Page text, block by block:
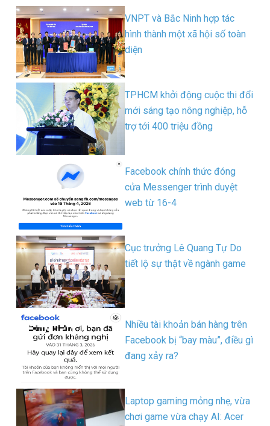
VNPT và Bắc Ninh hợp tác
hình thành một xã hội số toàn
diện
TPHCM khởi động cuộc thi đổi
mới sáng tạo nông nghiệp, hỗ
trợ tới 400 triệu đồng
Facebook chính thức đóng
cửa Messenger trình duyệt
web từ 16-4
Cục trưởng Lê Quang Tự Do
tiết lộ sự thật về ngành game
Nhiều tài khoản bán hàng trên
Facebook bị “bay màu”, điều gì
đang xảy ra?
Laptop gaming mỏng nhẹ, vừa
chơi game vừa chạy AI: Acer